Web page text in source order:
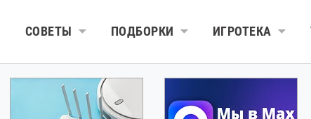
СОВЕТЫ ПОДБОРКИ ИГРОТЕКА